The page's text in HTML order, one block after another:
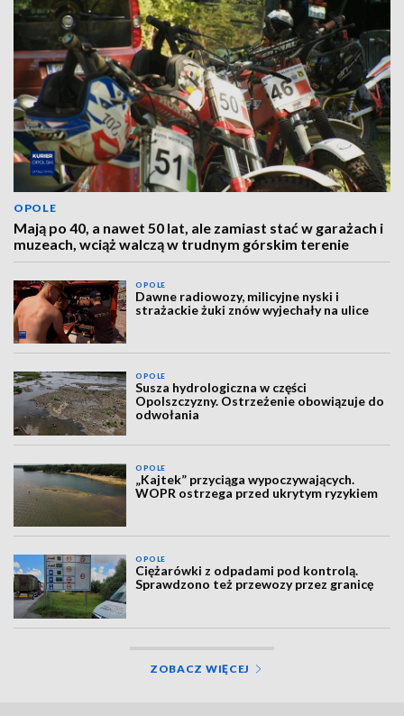
OPOLE
Mają po 40, a nawet 50 lat, ale zamiast stać w garażach i
muzeach, wciąż walczą w trudnym górskim terenie
OPOLE
Dawne radiowozy, milicyjne nyski i
strażackie żuki znów wyjechały na ulice
OPOLE
Susza hydrologiczna w części
Opolszczyzny. Ostrzeżenie obowiązuje do
odwołania
OPOLE
„Kajtek” przyciąga wypoczywających.
WOPR ostrzega przed ukrytym ryzykiem
OPOLE
Ciężarówki z odpadami pod kontrolą.
Sprawdzono też przewozy przez granicę
ZOBACZ WIĘCEJ